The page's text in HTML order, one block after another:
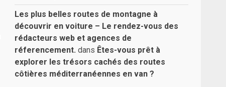
Les plus belles routes de montagne à
découvrir en voiture – Le rendez-vous des
rédacteurs web et agences de
réferencement. dans Êtes-vous prêt à
explorer les trésors cachés des routes
côtières méditerranéennes en van ?